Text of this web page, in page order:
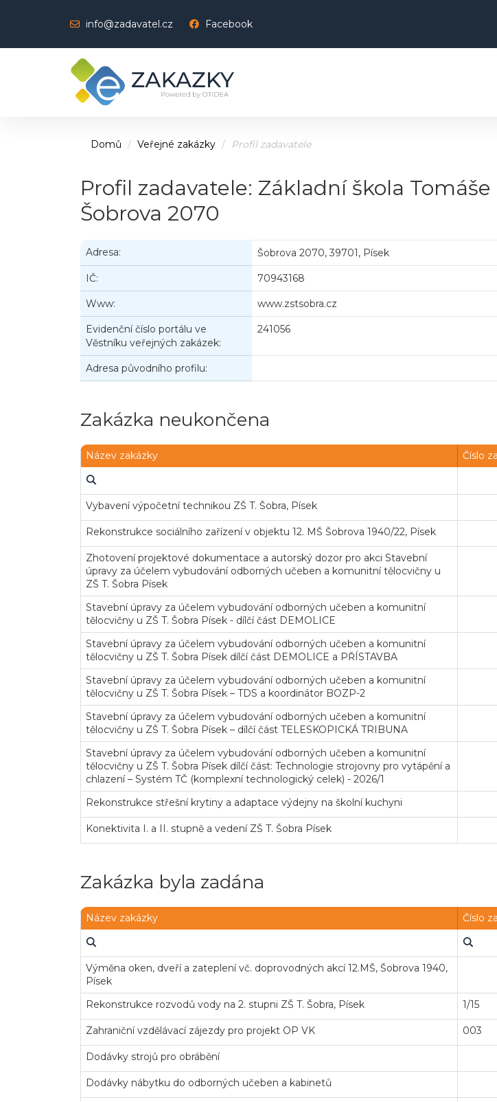
info@zadavatel.cz Facebook
Domů Veřejné zakázky Profil zadavatele
Profil zadavatele: Základní škola
Šobrova 2070
Adresa: Šobrova 2070, 39701, Písek
IČ: 70943168
Www: www.zstsobra.cz
Evidenční číslo portálu ve
Věstníku veřejných zakázek:
241056
Adresa původního profilu:
Zakázka neukončena
Název zakázky Číslo
Vybavení výpočetní technikou ZŠ T. Šobra, Písek
Rekonstrukce sociálního zařízení v objektu 12. MŠ Šobrova 1940/22, Písek
Zhotovení projektové dokumentace a autorský dozor pro akci Stavební
úpravy za účelem vybudování odborných učeben a komunitní tělocvičny u
ZŠ T. Šobra Písek
Stavební úpravy za účelem vybudování odborných učeben a komunitní
tělocvičny u ZŠ T. Šobra Písek - dílčí část DEMOLICE
Stavební úpravy za účelem vybudování odborných učeben a komunitní
tělocvičny u ZŠ T. Šobra Písek dílčí část DEMOLICE a PŘÍSTAVBA
Stavební úpravy za účelem vybudování odborných učeben a komunitní
tělocvičny u ZŠ T. Šobra Písek – TDS a koordinátor BOZP-2
Stavební úpravy za účelem vybudování odborných učeben a komunitní
tělocvičny u ZŠ T. Šobra Písek – dílčí část TELESKOPICKÁ TRIBUNA
Stavební úpravy za účelem vybudování odborných učeben a komunitní
tělocvičny u ZŠ T. Šobra Písek dílčí část: Technologie strojovny pro vytápění a
chlazení – Systém TČ (komplexní technologický celek) - 2026/1
Rekonstrukce střešní krytiny a adaptace výdejny na školní kuchyni
Konektivita I. a II. stupně a vedení ZŠ T. Šobra Písek
Zakázka byla zadána
Název zakázky Číslo
Výměna oken, dveří a zateplení vč. doprovodných akcí 12.MŠ, Šobrova 1940,
Písek
Rekonstrukce rozvodů vody na 2. stupni ZŠ T. Šobra, Písek 1/15
Zahraniční vzdělávací zájezdy pro projekt OP VK 003
Dodávky strojů pro obrábění
Dodávky nábytku do odborných učeben a kabinetů